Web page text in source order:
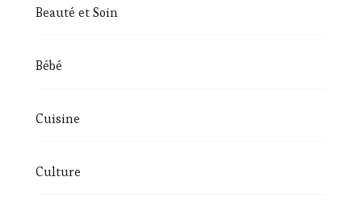
Beauté et Soin
Bébé
Cuisine
Culture